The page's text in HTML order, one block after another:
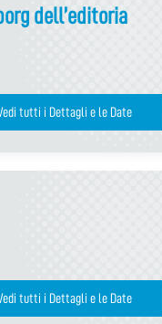
dell’editoria
tutti i Dettagli e le Date
tutti i Dettagli e le Date